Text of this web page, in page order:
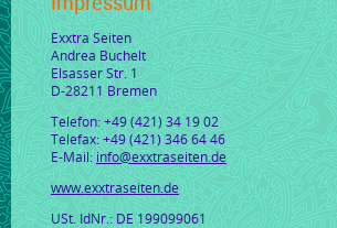
Exxtra Seiten
Andrea Buchelt
Elsasser Str. 1
D-28211 Bremen
Telefon: +49 (421) 34 19 02
Telefax: +49 (421) 346 64 46
E-Mail:info@exxtraseiten.de
www.exxtraseiten.de
USt. IdNr.: DE 199099061